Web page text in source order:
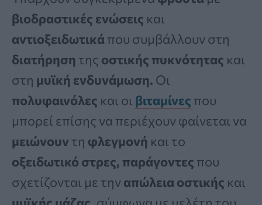
βιοδραστικές ενώσεις και
αντιοξειδωτικά που συμβάλλουν στη
διατήρηση της οστικής πυκνότητας και
στη μυϊκή ενδυνάμωση. Οι
πολυφαινόλες και οι βιταμίνες που
μπορεί επίσης να περιέχουν φαίνεται να
μειώνουν τη φλεγμονή και το
οξειδωτικό στρες, παράγοντες που
σχετίζονται με την απώλεια οστικής και